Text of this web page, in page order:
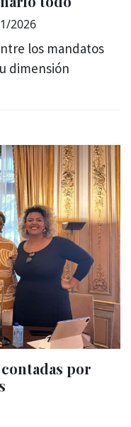
2026
los mandatos
dimensión
por